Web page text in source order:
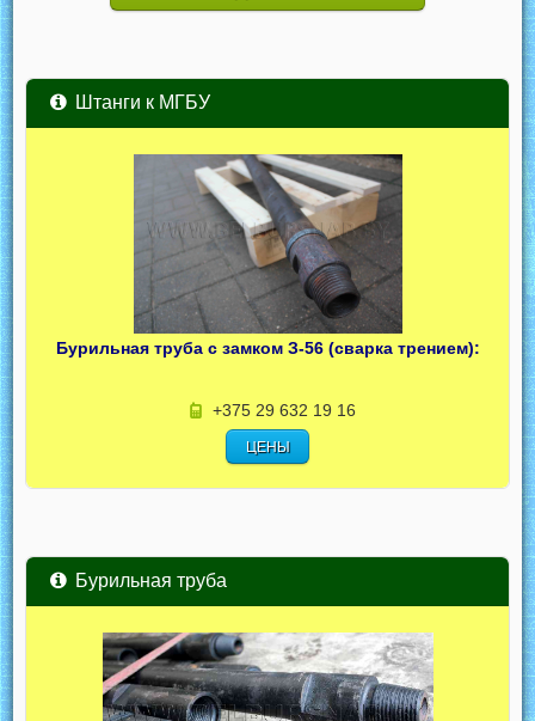
Штанги к МГБУ
Бурильная труба с замком З-56 (сварка трением):
+375 29 632 19 16
ЦЕНЫ
Бурильная труба